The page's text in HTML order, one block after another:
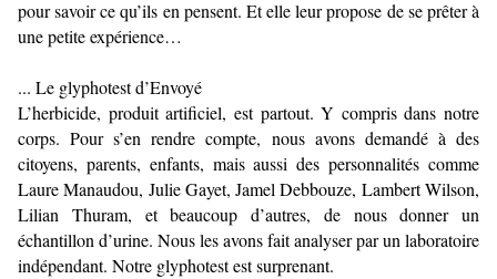
pour savoir ce qu’ils en pensent. Et elle leur propose de se prêter à
une petite expérience…
... Le glyphotest d’Envoyé
L’herbicide, produit artificiel, est partout. Y compris dans notre
corps. Pour s’en rendre compte, nous avons demandé à des
citoyens, parents, enfants, mais aussi des personnalités comme
Laure Manaudou, Julie Gayet, Jamel Debbouze, Lambert Wilson,
Lilian Thuram, et beaucoup d’autres, de nous donner un
échantillon d’urine. Nous les avons fait analyser par un laboratoire
indépendant. Notre glyphotest est surprenant.